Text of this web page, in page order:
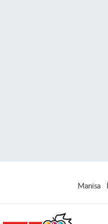
Manisa